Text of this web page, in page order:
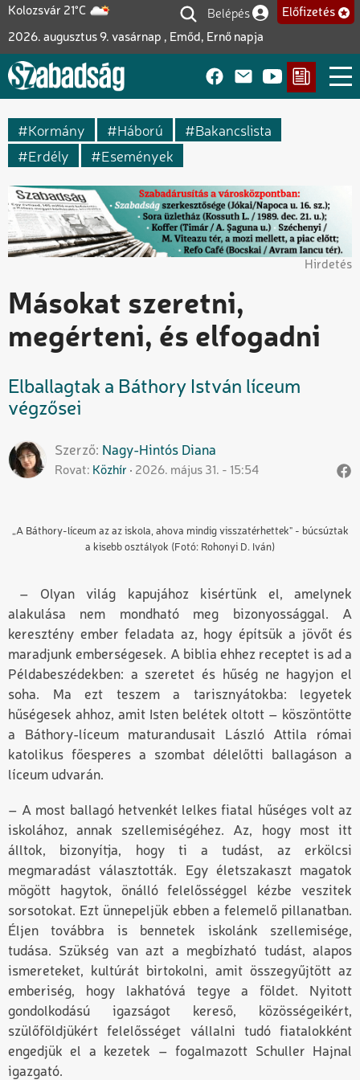
Ugrás
tartalomra
Kolozsvár 21°C
2026. augusztus 9. vasárnap , Emőd, Ernő napja
Felhasználói fiók
Belépés Előfizetés
Kormány Háború
Bakancslista
Erdély
Események
Hirdetés
Másokat szeretni,
megérteni, és elfogadni
Elballagtak a Báthory István líceum
végzősei
Szerző Nagy-Hintós Diana
Rovat Közhír 2026. május 31. - 15:54
„A Báthory-líceum az az iskola, ahova mindig visszatérhettek" - búcsúztak
a kisebb osztályok (Fotó: Rohonyi D. Iván)
– Olyan világ kapujához kisértünk el, amelynek
alakulása nem mondható meg bizonyossággal. A
keresztény ember feladata az, hogy építsük a jövőt és
maradjunk emberségesek. A biblia ehhez receptet is ad a
Példabeszédekben: a szeretet és hűség ne hagyjon el
soha. Ma ezt teszem a tarisznyátokba: legyetek
hűségesek ahhoz, amit Isten belétek oltott – köszöntötte
a Báthory-líceum maturandusait László Attila római
katolikus főesperes a szombat délelőtti ballagáson a
líceum udvarán.
– A most ballagó hetvenkét lelkes fiatal hűséges volt az
iskolához, annak szellemiségéhez. Az, hogy most itt
álltok, bizonyítja, hogy ti a tudást, az erkölcsi
megmaradást választották. Egy életszakaszt magatok
mögött hagytok, önálló felelősséggel kézbe veszitek
sorsotokat. Ezt ünnepeljük ebben a felemelő pillanatban.
Éljen továbbra is bennetek iskolánk szellemisége,
tudása. Szükség van azt a megbízható tudást, alapos
ismereteket, kultúrát birtokolni, amit összegyűjtött az
emberiség, hogy lakhatóvá tegye a földet. Nyitott
gondolkodású igazságot kereső, közösségeikért,
szülőföldjükért felelősséget vállalni tudó fiatalokként
engedjük el a kezetek – fogalmazott Schuller Hajnal
igazgató.